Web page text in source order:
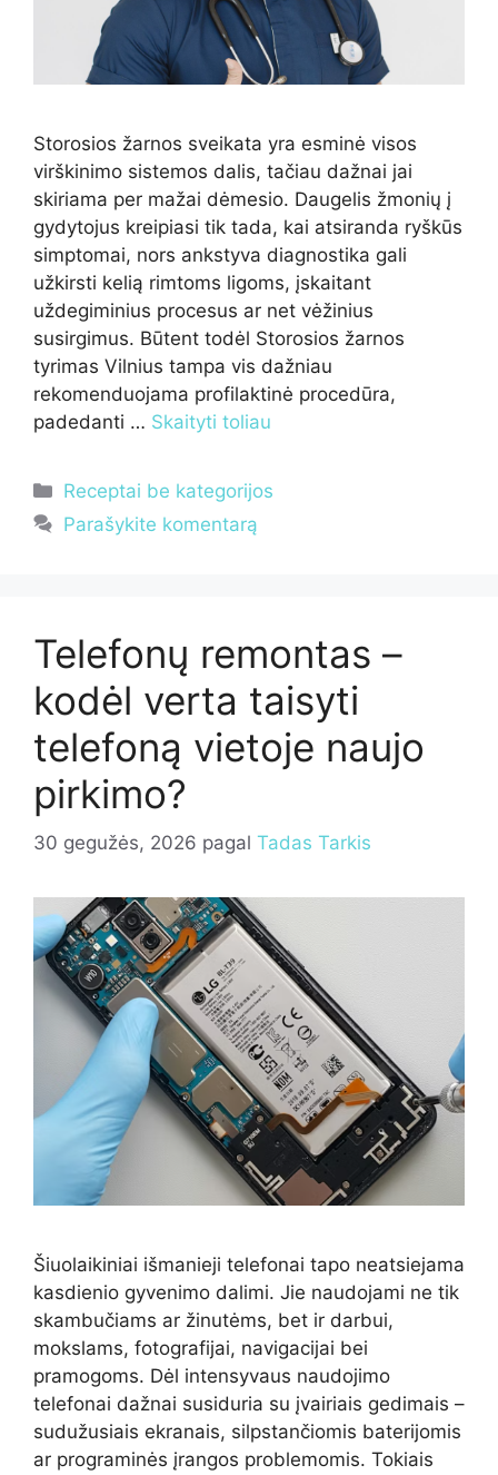
Storosios žarnos sveikata yra esminė visos
virškinimo sistemos dalis, tačiau dažnai jai
skiriama per mažai dėmesio. Daugelis žmonių į
gydytojus kreipiasi tik tada, kai atsiranda ryškūs
simptomai, nors ankstyva diagnostika gali
užkirsti kelią rimtoms ligoms, įskaitant
uždegiminius procesus ar net vėžinius
susirgimus. Būtent todėl Storosios žarnos
tyrimas Vilnius tampa vis dažniau
rekomenduojama profilaktinė procedūra,
padedanti … Skaityti toliau
Kategorijos
Receptai be kategorijos
Parašykite komentarą
Telefonų remontas –
kodėl verta taisyti
telefoną vietoje naujo
pirkimo?
30 gegužės, 2026 pagal Tadas Tarkis
Šiuolaikiniai išmanieji telefonai tapo neatsiejama
kasdienio gyvenimo dalimi. Jie naudojami ne tik
skambučiams ar žinutėms, bet ir darbui,
mokslams, fotografijai, navigacijai bei
pramogoms. Dėl intensyvaus naudojimo
telefonai dažnai susiduria su įvairiais gedimais –
sudužusiais ekranais, silpstančiomis baterijomis
ar programinės įrangos problemomis. Tokiais